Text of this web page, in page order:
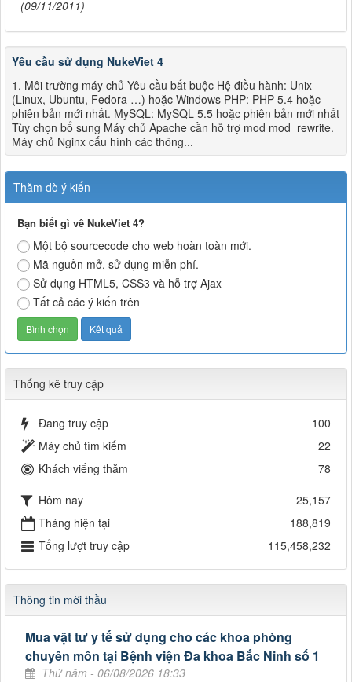
(09/11/2011)
Yêu cầu sử dụng NukeViet 4
1. Môi trường máy chủ Yêu cầu bắt buộc Hệ điều hành: Unix
(Linux, Ubuntu, Fedora …) hoặc Windows PHP: PHP 5.4 hoặc
phiên bản mới nhất. MySQL: MySQL 5.5 hoặc phiên bản mới nhất
Tùy chọn bổ sung Máy chủ Apache cần hỗ trợ mod mod_rewrite.
Máy chủ Nginx cấu hình các thông...
Thăm dò ý kiến
Bạn biết gì về NukeViet 4?
Một bộ sourcecode cho web hoàn toàn mới.
Mã nguồn mở, sử dụng miễn phí.
Sử dụng HTML5, CSS3 và hỗ trợ Ajax
Tất cả các ý kiến trên
Thống kê truy cập
Đang truy cập
100
Máy chủ tìm kiếm
22
Khách viếng thăm
78
Hôm nay
25,157
Tháng hiện tại
188,819
Tổng lượt truy cập
115,458,232
Thông tin mời thầu
Mua vật tư y tế sử dụng cho các khoa phòng
chuyên môn tại Bệnh viện Đa khoa Bắc Ninh số 1
Thứ năm - 06/08/2026 18:33